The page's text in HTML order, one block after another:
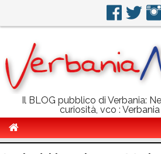
Il BLOG pubblico di Verbania:
curiosità, vco :